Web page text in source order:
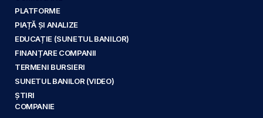
PLATFORME
PIAȚĂ ȘI ANALIZE
EDUCAȚIE (SUNETUL BANILOR)
FINANȚARE COMPANII
TERMENI BURSIERI
SUNETUL BANILOR (VIDEO)
ȘTIRI
COMPANIE